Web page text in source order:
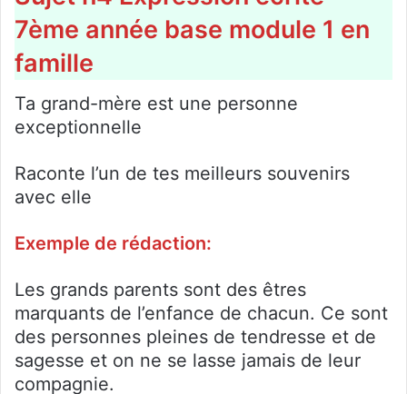
7ème année base module 1 en
famille
Ta grand-mère est une personne
exceptionnelle
Raconte l’un de tes meilleurs souvenirs
avec elle
Exemple de rédaction:
Les grands parents sont des êtres
marquants de l’enfance de chacun. Ce sont
des personnes pleines de tendresse et de
sagesse et on ne se lasse jamais de leur
compagnie.